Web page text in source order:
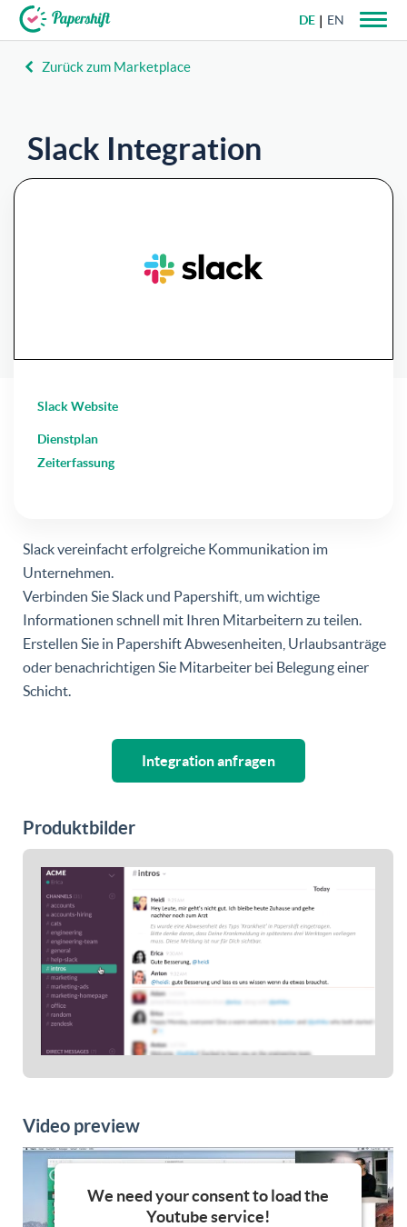
+49 721 50 95 79 69
DE EN
Zurück zum Marketplace
Slack Integration
Slack Website
Dienstplan
Zeiterfassung
Slack vereinfacht erfolgreiche Kommunikation im
Unternehmen.
Verbinden Sie Slack und Papershift, um wichtige
Informationen schnell mit Ihren Mitarbeitern zu teilen.
Erstellen Sie in Papershift Abwesenheiten, Urlaubsanträge
oder benachrichtigen Sie Mitarbeiter bei Belegung einer
Schicht.
Integration anfragen
Produktbilder
Video preview
We need your consent to load the
Youtube service!